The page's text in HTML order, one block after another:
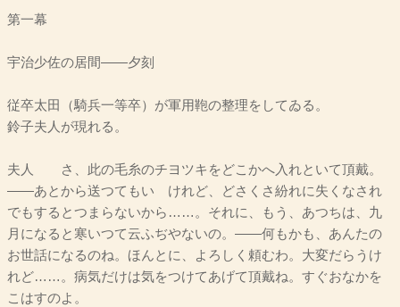
第一幕
宇治少佐の居間――夕刻
従卒太田（騎兵一等卒）が軍用鞄の整理をしてゐる。
鈴子夫人が現れる。
夫人 さ、此の毛糸のチヨツキをどこかへ入れといて頂戴。
――あとから送つてもいゝけれど、どさくさ紛れに失くなされ
でもするとつまらないから……。それに、もう、あつちは、九
月になると寒いつて云ふぢやないの。――何もかも、あんたの
お世話になるのね。ほんとに、よろしく頼むわ。大変だらうけ
れど……。病気だけは気をつけてあげて頂戴ね。すぐおなかを
こはすのよ。